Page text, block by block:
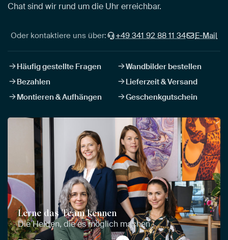
Chat sind wir rund um die Uhr erreichbar.
Oder kontaktiere uns über: +49 341 92 88 11 34 E-Mail
Häufig gestellte Fragen
Wandbilder bestellen
Bezahlen
Lieferzeit & Versand
Montieren & Aufhängen
Geschenkgutschein
Lerne das Team kennen
Die Helden, die es möglich machen